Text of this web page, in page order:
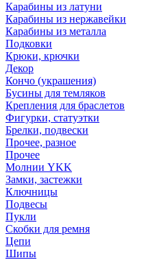
Карабины из латуни
Карабины из нержавейки
Карабины из металла
Подковки
Крюки, крючки
Декор
Кончо (украшения)
Бусины для темляков
Крепления для браслетов
Фигурки, статуэтки
Брелки, подвески
Прочее, разное
Прочее
Молнии YKK
Замки, застежки
Ключницы
Подвесы
Пукли
Скобки для ремня
Цепи
Шипы